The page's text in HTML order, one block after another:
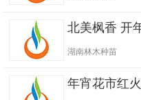
北美枫香 开
湖南林木种苗
年宵花市红